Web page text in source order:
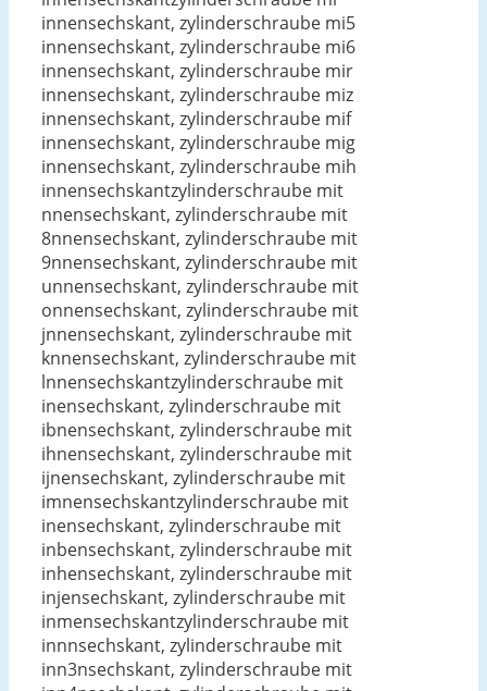
innensechskant, zylinderschraube mi5
innensechskant, zylinderschraube mi6
innensechskant, zylinderschraube mir
innensechskant, zylinderschraube miz
innensechskant, zylinderschraube mif
innensechskant, zylinderschraube mig
innensechskant, zylinderschraube mih
innensechskantzylinderschraube mit
nnensechskant, zylinderschraube mit
8nnensechskant, zylinderschraube mit
9nnensechskant, zylinderschraube mit
unnensechskant, zylinderschraube mit
onnensechskant, zylinderschraube mit
jnnensechskant, zylinderschraube mit
knnensechskant, zylinderschraube mit
lnnensechskantzylinderschraube mit
inensechskant, zylinderschraube mit
ibnensechskant, zylinderschraube mit
ihnensechskant, zylinderschraube mit
ijnensechskant, zylinderschraube mit
imnensechskantzylinderschraube mit
inensechskant, zylinderschraube mit
inbensechskant, zylinderschraube mit
inhensechskant, zylinderschraube mit
injensechskant, zylinderschraube mit
inmensechskantzylinderschraube mit
innnsechskant, zylinderschraube mit
inn3nsechskant, zylinderschraube mit